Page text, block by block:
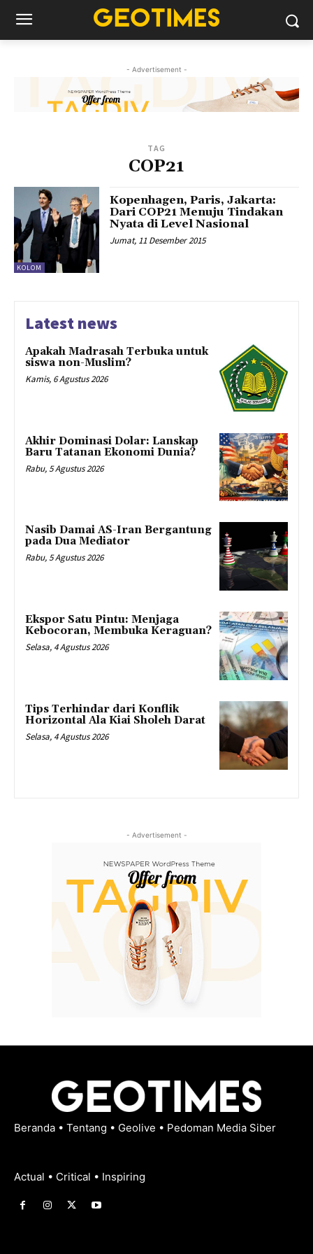
- Advertisement -
TAG
COP21
KOLOM
Kopenhagen, Paris, Jakarta:
Dari COP21 Menuju Tindakan
Nyata di Level Nasional
Jumat, 11 Desember 2015
Latest news
Apakah Madrasah Terbuka untuk
siswa non-Muslim?
Kamis, 6 Agustus 2026
Akhir Dominasi Dolar: Lanskap
Baru Tatanan Ekonomi Dunia?
Rabu, 5 Agustus 2026
Nasib Damai AS-Iran Bergantung
pada Dua Mediator
Rabu, 5 Agustus 2026
Ekspor Satu Pintu: Menjaga
Kebocoran, Membuka Keraguan?
Selasa, 4 Agustus 2026
Tips Terhindar dari Konflik
Horizontal Ala Kiai Sholeh Darat
Selasa, 4 Agustus 2026
- Advertisement -
Beranda • Tentang • Geolive • Pedoman Media Siber
Actual • Critical • Inspiring